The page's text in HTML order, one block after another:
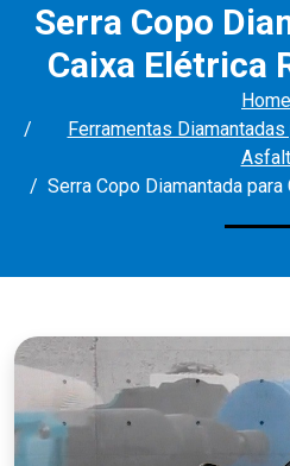
Serra Copo
Caixa Elétrica
Home
Ferramentas
Serra Copo Diamantada